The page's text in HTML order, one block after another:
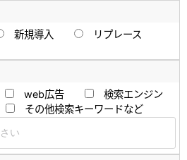
新規導入
リプレース
web広告
検索エンジン
その他検索キーワードなど